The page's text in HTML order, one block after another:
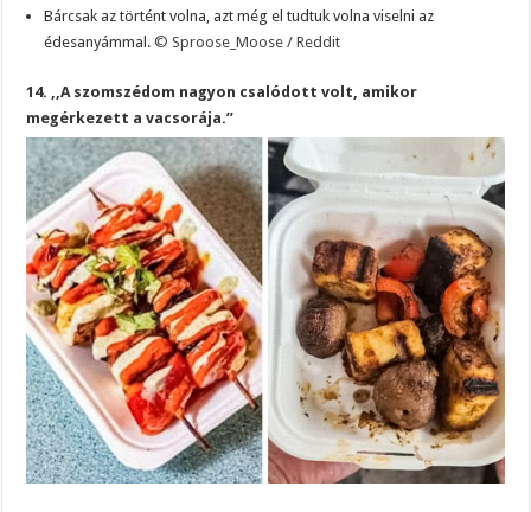
Bárcsak az történt volna, azt még el tudtuk volna viselni az
édesanyámmal.© Sproose_Moose / Reddit
14. ,,A szomszédom nagyon csalódott volt, amikor
megérkezett a vacsorája.”